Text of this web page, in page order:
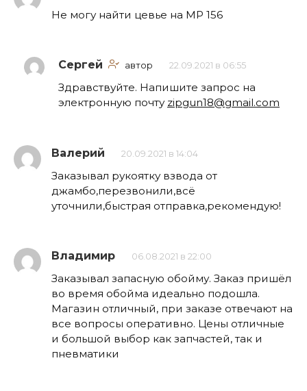
Не могу найти цевье на МР 156
Сергей автор 22.09.2021 в 06:55
Здравствуйте. Напишите запрос на
электронную почту zipgun18@gmail.com
Валерий 20.09.2021 в 14:04
Заказывал рукоятку взвода от
джамбо,перезвонили,всё
уточнили,быстрая отправка,рекомендую!
Владимир 06.08.2021 в 22:00
Заказывал запасную обойму. Заказ пришёл
во время обойма идеально подошла.
Магазин отличный, при заказе отвечают на
все вопросы оперативно. Цены отличные
и большой выбор как запчастей, так и
пневматики